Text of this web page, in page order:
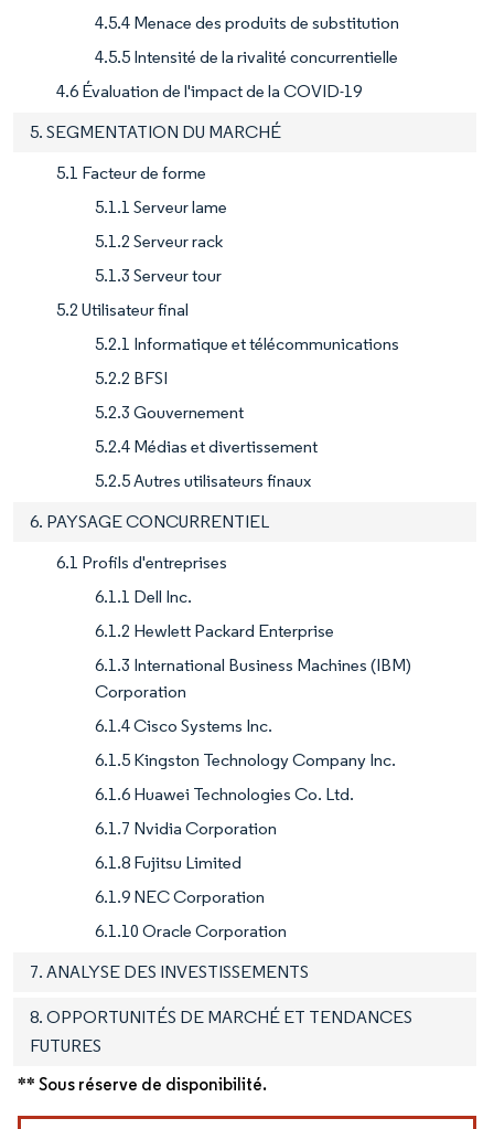
4.5.4 Menace des produits de substitution
4.5.5 Intensité de la rivalité concurrentielle
4.6 Évaluation de l'impact de la COVID-19
5. SEGMENTATION DU MARCHÉ
5.1 Facteur de forme
5.1.1 Serveur lame
5.1.2 Serveur rack
5.1.3 Serveur tour
5.2 Utilisateur final
5.2.1 Informatique et télécommunications
5.2.2 BFSI
5.2.3 Gouvernement
5.2.4 Médias et divertissement
5.2.5 Autres utilisateurs finaux
6. PAYSAGE CONCURRENTIEL
6.1 Profils d'entreprises
6.1.1 Dell Inc.
6.1.2 Hewlett Packard Enterprise
6.1.3 International Business Machines (IBM)
Corporation
6.1.4 Cisco Systems Inc.
6.1.5 Kingston Technology Company Inc.
6.1.6 Huawei Technologies Co. Ltd.
6.1.7 Nvidia Corporation
6.1.8 Fujitsu Limited
6.1.9 NEC Corporation
6.1.10 Oracle Corporation
7. ANALYSE DES INVESTISSEMENTS
8. OPPORTUNITÉS DE MARCHÉ ET TENDANCES
FUTURES
** Sous réserve de disponibilité.